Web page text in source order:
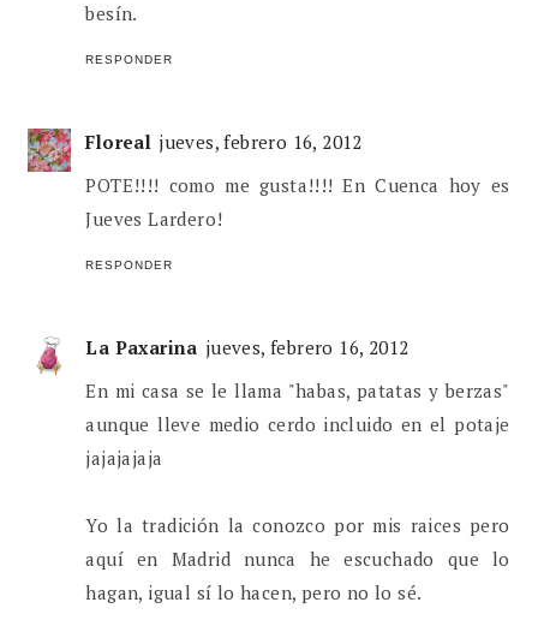
besín.
RESPONDER
Floreal jueves, febrero 16, 2012
POTE!!!! como me gusta!!!! En Cuenca hoy es
Jueves Lardero!
RESPONDER
La Paxarina jueves, febrero 16, 2012
En mi casa se le llama "habas, patatas y berzas"
aunque lleve medio cerdo incluido en el potaje
jajajajaja
Yo la tradición la conozco por mis raices pero
aquí en Madrid nunca he escuchado que lo
hagan, igual sí lo hacen, pero no lo sé.